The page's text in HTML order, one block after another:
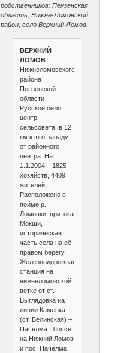
родственников: Пензенская
область, Нижне-Ломовский
район, село Верхний Ломов.
ВЕРХНИЙ
ЛОМОВ
Нижнеломовского
района
Пензенской
области
Русское село,
центр
сельсовета, в 12
км к юго-западу
от районного
центра. На
1.1.2004 – 1825
хозяйств, 4409
жителей.
Расположено в
пойме р.
Ломовки, притока
Мокши,
историческая
часть села на её
правом берегу.
Железнодорожная
станция на
нижнеломовской
ветке от ст.
Выглядовка на
линии Каменка
(ст. Белинская) –
Пачелма. Шоссе
на Нижний Ломов
и пос. Пачелма.